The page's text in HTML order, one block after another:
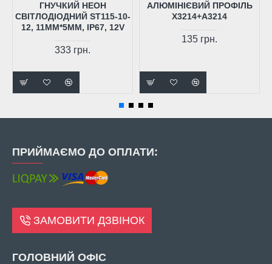
ГНУЧКИЙ НЕОН
СВІТЛОДІОДНИЙ ST115-10-
12, 11ММ*5ММ, ІР67, 12V
333 грн.
АЛЮМІНІЄВИЙ ПРОФІЛЬ
Х3214+A3214
135 грн.
ПРИЙМАЄМО ДО ОПЛАТИ:
ЗАМОВИТИ ДЗВІНОК
ГОЛОВНИЙ ОФІС